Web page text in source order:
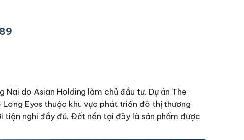
do Asian Holding làm chủ đầu tư. Dự án The
Eyes thuộc khu vực phát triển đô thị thương
tiện nghi đầy đủ. Đất nền tại đây là sản phẩm được